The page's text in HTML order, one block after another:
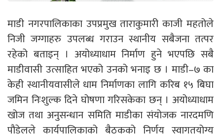
माडी नगरपालिकाका उपप्रमुख ताराकुमारी काजी महतोले
निजी जग्गाहरु उपलब्ध गराउन स्थानीय सबैजना तत्पर
रहेको बताइन् । अयोध्याधाम निर्माण हुने भएपछि सबै
माडीवासी उत्साहित भएको उनको भनाइ छ । माडी–७ का
केही स्थानीयवासीले धाम निर्माणका लागि करिब १५ बिघा
जमिन निःशुल्क दिने घोषणा गरिसकेका छन् । अयोध्याधाम
खोज तथा अनुसन्धान समिति माडीका संयोजक नारदमणि
पौडेलले कार्यपालिकाको बैठकको निर्णय स्वागतयोग्य